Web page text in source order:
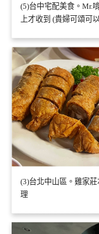
(5)台中宅配美食。Mr.
上才收到 (貴婦可頌可
(3)台北中山區。雞家
理